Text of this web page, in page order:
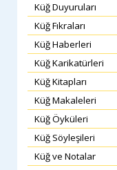
Küğ Duyuruları
Küğ Fıkraları
Küğ Haberleri
Küğ Karikatürleri
Küğ Kitapları
Küğ Makaleleri
Küğ Öyküleri
Küğ Söyleşileri
Küğ ve Notalar